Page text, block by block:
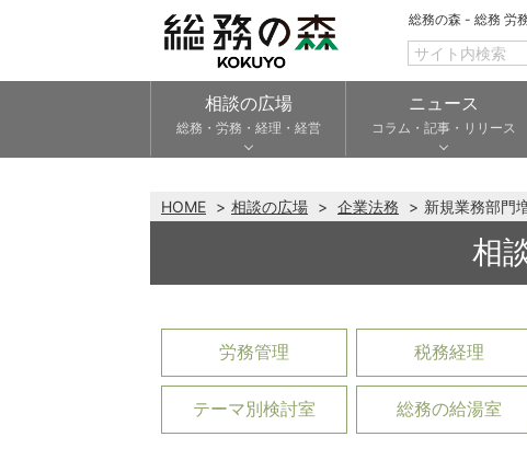
総務の森 - 総務 労
相談の広場
総務・労務・経理・経営
ニュース
コラム・記事・リリース
HOME 相談の広場 企業法務 新規業務部門
相
労務管理 税務経理
テーマ別検討室 総務の給湯室